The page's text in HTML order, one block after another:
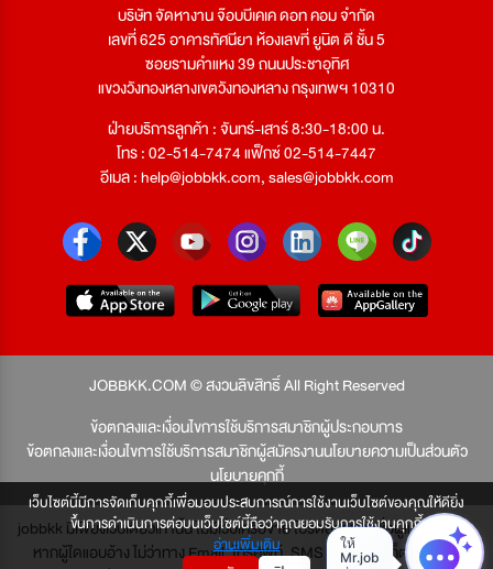
เว็บไซต์นี้มีการจัดเก็บคุกกี้เพื่อมอบประสบการณ์การใช้งานเว็บไซต์ของคุณให้ดียิ่ง
ขึ้นการดำเนินการต่อบนเว็บไซต์นี้ถือว่าคุณยอมรับการใช้งานคุกกี้
อ่านเพิ่มเติม
บริษัท จัดหางาน จ๊อบบีเคเค ดอท คอม จำกัด
เลขที่ 625 อาคารทัศนียา ห้องเลขที่ ยูนิต ดี ชั้น 5
ซอยรามคำแหง 39 ถนนประชาอุทิศ
แขวงวังทองหลางเขตวังทองหลาง กรุงเทพฯ 10310
ฝ่ายบริการลูกค้า : จันทร์-เสาร์ 8:30-18:00 น.
โทร : 02-514-7474 แฟ็กซ์ 02-514-7447
อีเมล :help@jobbkk.com,sales@jobbkk.com
JOBBKK.COM © สงวนลิขสิทธิ์ All Right Reserved
ข้อตกลงและเงื่อนไขการใช้บริการสมาชิกผู้ประกอบการ
ข้อตกลงและเงื่อนไขการใช้บริการสมาชิกผู้สมัครงานนโยบายความเป็นส่วนตัว
นโยบายคุกกี้
jobbkk มีเพียงเว็บเดียวเท่านั้น ไม่มีเว็บเครือข่าย โปรดอย่าหลงเชื่อผู้แอบอ้าง และ
หากผู้ใดแอบอ้าง ไม่ว่าทาง Email, โทรศัพท์, SMS หรือทางใดก็ตาม จะถูก